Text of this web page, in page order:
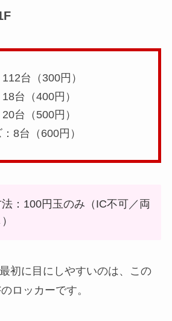
台（300円）
台（400円）
台（500円）
8台（600円）
：100円玉のみ（IC不可／両
初に目にしやすいのは、この
ロッカーです。